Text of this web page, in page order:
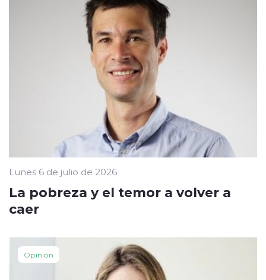
Lunes 6 de julio de 2026
La pobreza y el temor a volver a
caer
Opinión